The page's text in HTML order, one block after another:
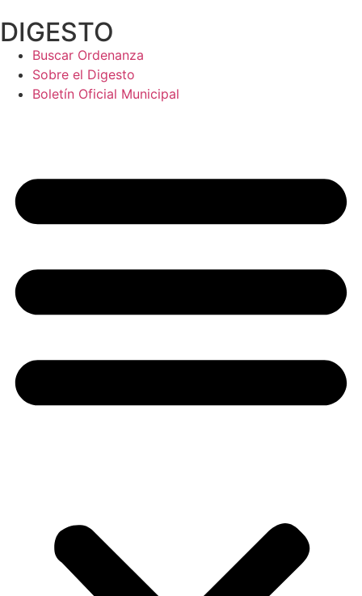
al
contenido
DIGESTO
Buscar Ordenanza
Sobre el Digesto
Boletín Oficial Municipal